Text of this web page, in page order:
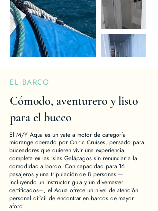
EL BARCO
Cómodo, aventurero y listo
para el buceo
El M/Y Aqua es un yate a motor de categoría
midrange operado por Oniric Cruises, pensado para
buceadores que quieren vivir una experiencia
completa en las Islas Galápagos sin renunciar a la
comodidad a bordo. Con capacidad para 16
pasajeros y una tripulación de 8 personas —
incluyendo un instructor guía y un divemaster
certificados—, el Aqua ofrece un nivel de atención
personal difícil de encontrar en barcos de mayor
aforo.